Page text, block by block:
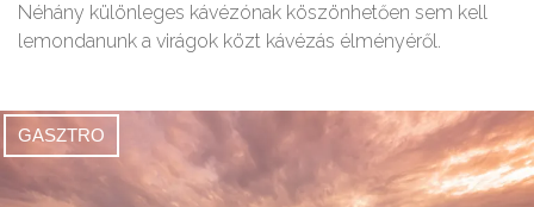
Néhány különleges kávézónak köszönhetően sem kell
lemondanunk a virágok közt kávézás élményéről.
GASZTRO